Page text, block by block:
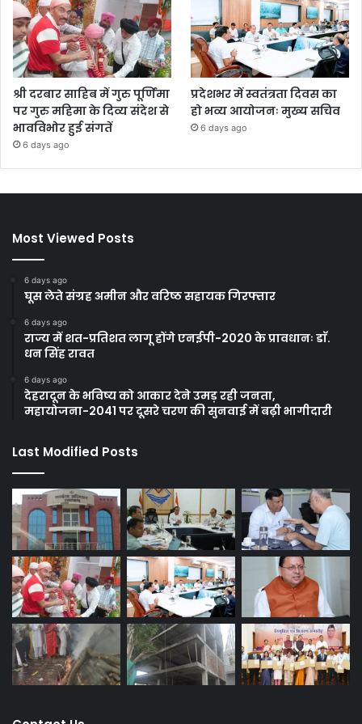
श्री दरबार साहिब में गुरु पूर्णिमा
पर गुरु महिमा के दिव्य संदेश से
भावविभोर हुई संगतें
6 days ago
प्रदेशभर में स्वतंत्रता दिवस का
हो भव्य आयोजनः मुख्य सचिव
6 days ago
Most Viewed Posts
6 days ago
घूस लेते संग्रह अमीन और वरिष्ठ सहायक गिरफ्तार
6 days ago
राज्य में शत-प्रतिशत लागू होंगे एनईपी-2020 के प्रावधानः डाॅ.
धन सिंह रावत
6 days ago
देहरादून के भविष्य को आकार देने उमड़ रही जनता,
महायोजना-2041 पर दूसरे चरण की सुनवाई में बढ़ी भागीदारी
Last Modified Posts